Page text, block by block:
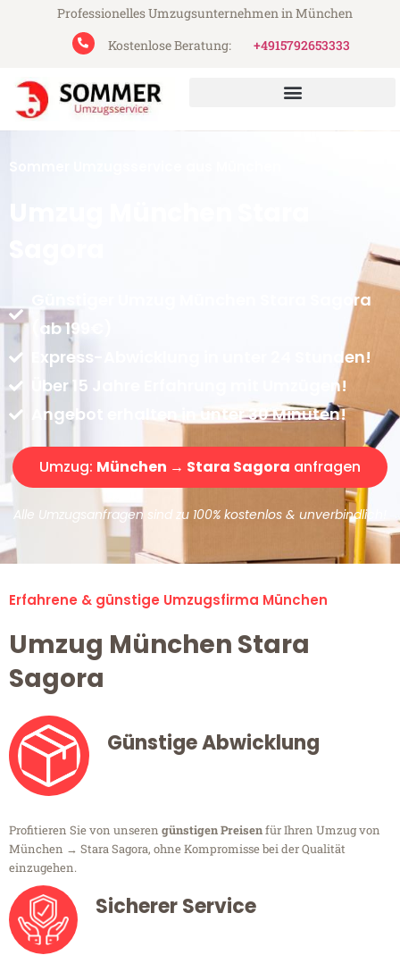
Professionelles Umzugsunternehmen in München
Kostenlose Beratung:
+4915792653333
Sommer Umzugsservice aus München
Günstiger Umzug München Stara Sagora
(ab 199€)
Express-Abwicklung in unter 24 Stunden!
Über 15 Jahre Erfahrung mit Umzügen!
Angebot erhalten in unter 30 Minuten!
Umzug: München → Stara Sagora anfragen
Alle Umzugsanfragen sind zu 100% kostenlos & unverbindlich!
Erfahrene & günstige Umzugsfirma München
Umzug München Stara
Sagora
Günstige Abwicklung
Profitieren Sie von unseren günstigen Preisenfür Ihren Umzug von
München → Stara Sagora, ohne Kompromisse bei der Qualität
einzugehen.
Sicherer Service